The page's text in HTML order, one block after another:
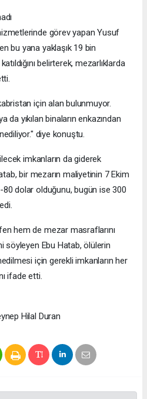
görev yapan Yusuf
bu yana yaklaşık 19 bin
belirterek, mezarlıklarda
için alan bulunmuyor.
yıkılan binaların enkazından
diye konuştu.
imkanların da giderek
bir mezarın maliyetinin 7 Ekim
dolar olduğunu, bugün ise 300
hem de mezar masraflarını
söyleyen Ebu Hatab, ölülerin
için gerekli imkanların her
ifade etti.
Hilal Duran